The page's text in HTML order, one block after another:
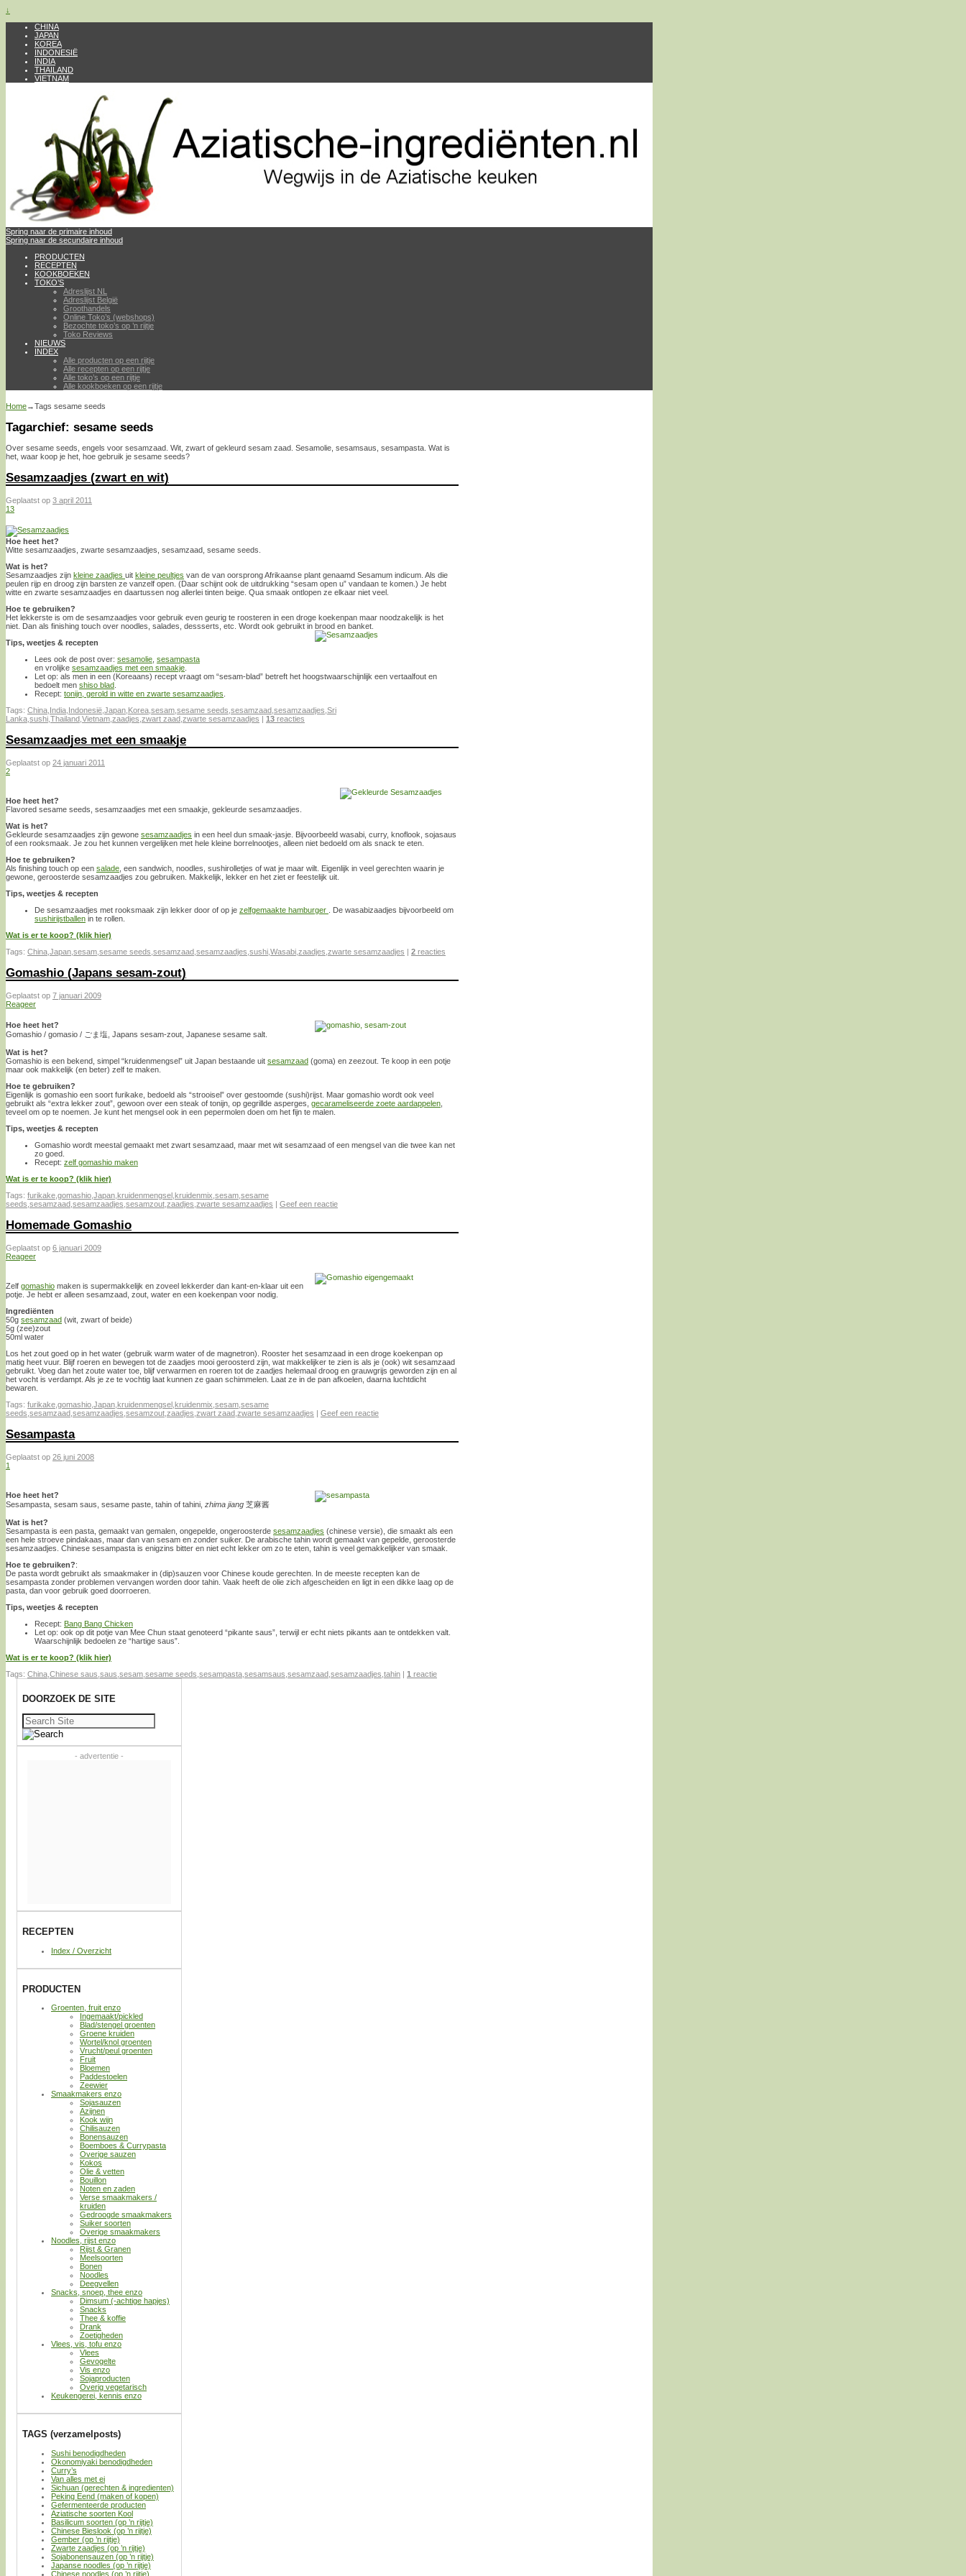
↓
CHINA
JAPAN
KOREA
INDONESIË
INDIA
THAILAND
VIETNAM
Spring naar de primaire inhoud
Spring naar de secundaire inhoud
PRODUCTEN
RECEPTEN
KOOKBOEKEN
TOKO’S
Adreslijst NL
Adreslijst België
Groothandels
Online Toko’s (webshops)
Bezochte toko’s op ’n rijtje
Toko Reviews
NIEUWS
INDEX
Alle producten op een rijtje
Alle recepten op een rijtje
Alle toko’s op een rijtje
Alle kookboeken op een rijtje
Home→Tags sesame seeds
Tagarchief: sesame seeds
Over sesame seeds, engels voor sesamzaad. Wit, zwart of gekleurd sesam zaad. Sesamolie, sesamsaus, sesampasta. Wat is
het, waar koop je het, hoe gebruik je sesame seeds?
Sesamzaadjes (zwart en wit)
Geplaatst op 3 april 2011
13
Hoe heet het?
Witte sesamzaadjes, zwarte sesamzaadjes, sesamzaad, sesame seeds.
Wat is het?
Sesamzaadjes zijn kleine zaadjes uit kleine peultjes van de van oorsprong Afrikaanse plant genaamd Sesamum indicum. Als die
peulen rijp en droog zijn barsten ze vanzelf open. (Daar schijnt ook de uitdrukking “sesam open u” vandaan te komen.) Je hebt
witte en zwarte sesamzaadjes en daartussen nog allerlei tinten beige. Qua smaak ontlopen ze elkaar niet veel.
Hoe te gebruiken?
Het lekkerste is om de sesamzaadjes voor gebruik even geurig te roosteren in een droge koekenpan maar noodzakelijk is het
niet. Dan als finishing touch over noodles, salades, dessserts, etc. Wordt ook gebruikt in brood en banket.
Tips, weetjes & recepten
Lees ook de post over: sesamolie sesampasta
en vrolijke sesamzaadjes met een smaakje
Let op: als men in een (Koreaans) recept vraagt om “sesam-blad” betreft het hoogstwaarschijnlijk een vertaalfout en
bedoelt men shiso blad
Recept: tonijn, gerold in witte en zwarte sesamzaadjes
Tags: China India Indonesië Japan Korea sesam sesame seeds sesamzaad sesamzaadjes Sri
Lanka sushi Thailand Vietnam zaadjes zwart zaad zwarte sesamzaadjes 13 reacties
Sesamzaadjes met een smaakje
Geplaatst op 24 januari 2011
2
Hoe heet het?
Flavored sesame seeds, sesamzaadjes met een smaakje, gekleurde sesamzaadjes.
Wat is het?
Gekleurde sesamzaadjes zijn gewone sesamzaadjes in een heel dun smaak-jasje. Bijvoorbeeld wasabi, curry, knoflook, sojasaus
of een rooksmaak. Je zou het kunnen vergelijken met hele kleine borrelnootjes, alleen niet bedoeld om als snack te eten.
Hoe te gebruiken?
Als finishing touch op een salade , een sandwich, noodles, sushirolletjes of wat je maar wilt. Eigenlijk in veel gerechten waarin je
gewone, geroosterde sesamzaadjes zou gebruiken. Makkelijk, lekker en het ziet er feestelijk uit.
Tips, weetjes & recepten
De sesamzaadjes met rooksmaak zijn lekker door of op je zelfgemaakte hamburger
. De wasabizaadjes bijvoorbeeld om
sushirijstballen in te rollen.
Wat is er te koop? (klik hier)
Tags: China Japan sesam sesame seeds sesamzaad sesamzaadjes sushi Wasabi zaadjes zwarte sesamzaadjes 2 reacties
Gomashio (Japans sesam-zout)
Geplaatst op 7 januari 2009
Reageer
Hoe heet het?
Gomashio / gomasio / ごま塩, Japans sesam-zout, Japanese sesame salt.
Wat is het?
Gomashio is een bekend, simpel “kruidenmengsel” uit Japan bestaande uit sesamzaad (goma) en zeezout. Te koop in een potje
maar ook makkelijk (en beter) zelf te maken.
Hoe te gebruiken?
Eigenlijk is gomashio een soort furikake, bedoeld als “strooisel” over gestoomde (sushi)rijst. Maar gomashio wordt ook veel
gebruikt als “extra lekker zout”, gewoon over een steak of tonijn, op gegrillde asperges, gecarameliseerde zoete aardappelen
teveel om op te noemen. Je kunt het mengsel ook in een pepermolen doen om het fijn te malen.
Tips, weetjes & recepten
Gomashio wordt meestal gemaakt met zwart sesamzaad, maar met wit sesamzaad of een mengsel van die twee kan net
zo goed.
Recept: zelf gomashio maken
Wat is er te koop? (klik hier)
Tags: furikake gomashio Japan kruidenmengsel kruidenmix sesam sesame
seeds sesamzaad sesamzaadjes sesamzout zaadjes zwarte sesamzaadjes Geef een reactie
Homemade Gomashio
Geplaatst op 6 januari 2009
Reageer
Zelf gomashio maken is supermakkelijk en zoveel lekkerder dan kant-en-klaar uit een
potje. Je hebt er alleen sesamzaad, zout, water en een koekenpan voor nodig.
Ingrediënten
50g sesamzaad (wit, zwart of beide)
5g (zee)zout
50ml water
Los het zout goed op in het water (gebruik warm water of de magnetron). Rooster het sesamzaad in een droge koekenpan op
matig heet vuur. Blijf roeren en bewegen tot de zaadjes mooi geroosterd zijn, wat makkelijker te zien is als je (ook) wit sesamzaad
gebruikt. Voeg dan het zoute water toe, blijf verwarmen en roeren tot de zaadjes helemaal droog en grauwgrijs geworden zijn en al
het vocht is verdampt. Als je ze te vochtig laat kunnen ze gaan schimmelen. Laat ze in de pan afkoelen, daarna luchtdicht
bewaren.
Tags: furikake gomashio Japan kruidenmengsel kruidenmix sesam sesame
seeds sesamzaad sesamzaadjes sesamzout zaadjes zwart zaad zwarte sesamzaadjes Geef een reactie
Sesampasta
Geplaatst op 26 juni 2008
1
Hoe heet het?
Sesampasta, sesam saus, sesame paste, tahin of tahini, zhima jiang 芝麻酱
Wat is het?
Sesampasta is een pasta, gemaakt van gemalen, ongepelde, ongeroosterde sesamzaadjes (chinese versie), die smaakt als een
een hele stroeve pindakaas, maar dan van sesam en zonder suiker. De arabische tahin wordt gemaakt van gepelde, geroosterde
sesamzaadjes. Chinese sesampasta is enigzins bitter en niet echt lekker om zo te eten, tahin is veel gemakkelijker van smaak.
Hoe te gebruiken?:
De pasta wordt gebruikt als smaakmaker in (dip)sauzen voor Chinese koude gerechten. In de meeste recepten kan de
sesampasta zonder problemen vervangen worden door tahin. Vaak heeft de olie zich afgescheiden en ligt in een dikke laag op de
pasta, dan voor gebruik goed doorroeren.
Tips, weetjes & recepten
Recept: Bang Bang Chicken
Let op: ook op dit potje van Mee Chun staat genoteerd “pikante saus”, terwijl er echt niets pikants aan te ontdekken valt.
Waarschijnlijk bedoelen ze “hartige saus”.
Wat is er te koop? (klik hier)
Tags: China Chinese saus saus sesam sesame seeds sesampasta sesamsaus sesamzaad sesamzaadjes tahin 1 reactie
DOORZOEK DE SITE
Zoeken
naar:
- advertentie -
RECEPTEN
Index / Overzicht
PRODUCTEN
Groenten, fruit enzo
Ingemaakt/pickled
Blad/stengel groenten
Groene kruiden
Wortel/knol groenten
Vrucht/peul groenten
Fruit
Bloemen
Paddestoelen
Zeewier
Smaakmakers enzo
Sojasauzen
Azijnen
Kook wijn
Chilisauzen
Bonensauzen
Boemboes & Currypasta
Overige sauzen
Kokos
Olie & vetten
Bouillon
Noten en zaden
Verse smaakmakers /
kruiden
Gedroogde smaakmakers
Suiker soorten
Overige smaakmakers
Noodles, rijst enzo
Rijst & Granen
Meelsoorten
Bonen
Noodles
Deegvellen
Snacks, snoep, thee enzo
Dimsum (-achtige hapjes)
Snacks
Thee & koffie
Drank
Zoetigheden
Vlees, vis, tofu enzo
Vlees
Gevogelte
Vis enzo
Sojaproducten
Overig vegetarisch
Keukengerei, kennis enzo
TAGS (verzamelposts)
Sushi benodigdheden
Okonomiyaki benodigdheden
Curry’s
Van alles met ei
Sichuan (gerechten & ingredienten)
Peking Eend (maken of kopen)
Gefermenteerde producten
Aziatische soorten Kool
Basilicum soorten (op ’n rijtje)
Chinese Bieslook (op ’n rijtje)
Gember (op ’n rijtje)
Zwarte zaadjes (op ’n rijtje)
Sojabonensauzen (op ’n rijtje)
Japanse noodles (op ’n rijtje)
Chinese noodles (op ’n rijtje)